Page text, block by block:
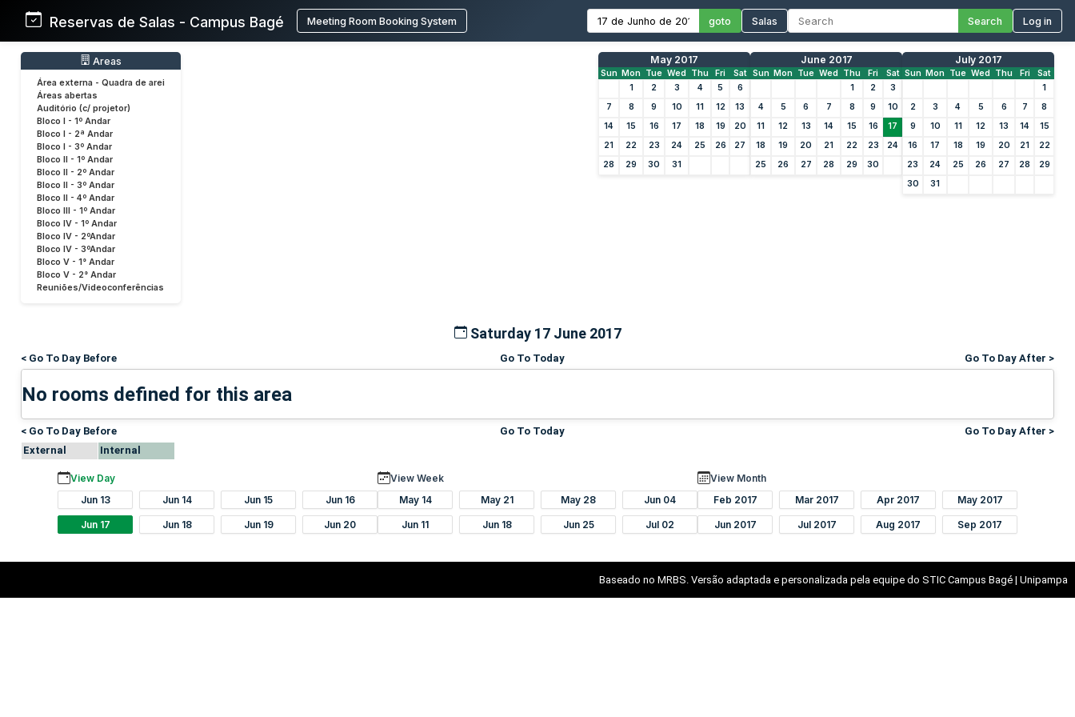
Reservas de Salas - Campus Bagé Meeting Room Booking System goto Salas Search Log in
Areas
Área externa - Quadra de arei
Áreas abertas
Auditório (c/ projetor)
Bloco I - 1º Andar
Bloco I - 2ª Andar
Bloco I - 3º Andar
Bloco II - 1º Andar
Bloco II - 2º Andar
Bloco II - 3º Andar
Bloco II - 4º Andar
Bloco III - 1º Andar
Bloco IV - 1º Andar
Bloco IV - 2ºAndar
Bloco IV - 3ºAndar
Bloco V - 1° Andar
Bloco V - 2° Andar
Reuniões/Videoconferências
May 2017
Sun Mon Tue Wed Thu Fri
Sat
1
2 3 4 5
6
7
8 9 10 11 12
13
14
15 16 17 18 19
20
21
22 23 24 25 26
27
28
29 30 31
June 2017
Sun Mon Tue Wed Thu Fri
Sat
1
2
3
4
5 6 7 8 9
10
11
12 13 14 15 16
17
18
19 20 21 22 23
24
25
26 27 28 29 30
July 2017
Sun Mon Tue Wed Thu Fri
Sat
1
2
3 4 5 6 7
8
9
10 11 12 13 14
15
16
17 18 19 20 21
22
23
24 25 26 27 28
29
30
31
Saturday 17 June 2017
< Go To Day Before Go To Today Go To Day After >
No rooms defined for this area
< Go To Day Before Go To Today
Go To Day After >
External
Internal
View Day
Jun 13
Jun 14 Jun 15 Jun 16
Jun 17 Jun 18 Jun 19 Jun 20
View Week
May 14
May 21 May 28 Jun 04
Jun 11 Jun 18 Jun 25 Jul 02
View Month
Feb 2017
Mar 2017 Apr 2017 May 2017
Jun 2017 Jul 2017 Aug 2017 Sep 2017
Baseado no MRBS. Versão adaptada e personalizada pela equipe do STIC Campus Bagé | Unipampa